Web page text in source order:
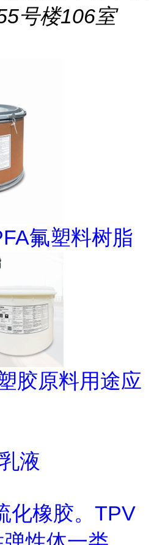
号楼106室
氟塑料树脂
胶原料用途应
液
化橡胶。TPV